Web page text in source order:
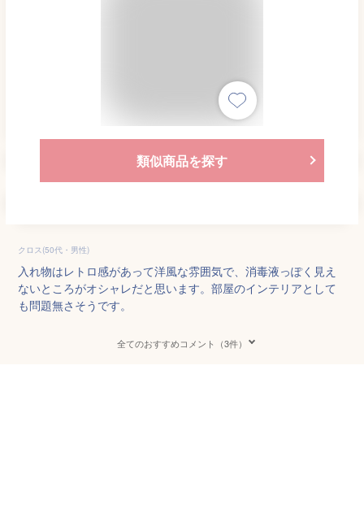
類似商品を探す
クロス(50代・男性)
入れ物はレトロ感があって洋風な雰囲気で、消毒液っぽく見え
ないところがオシャレだと思います。部屋のインテリアとして
も問題無さそうです。
全てのおすすめコメント（3件）